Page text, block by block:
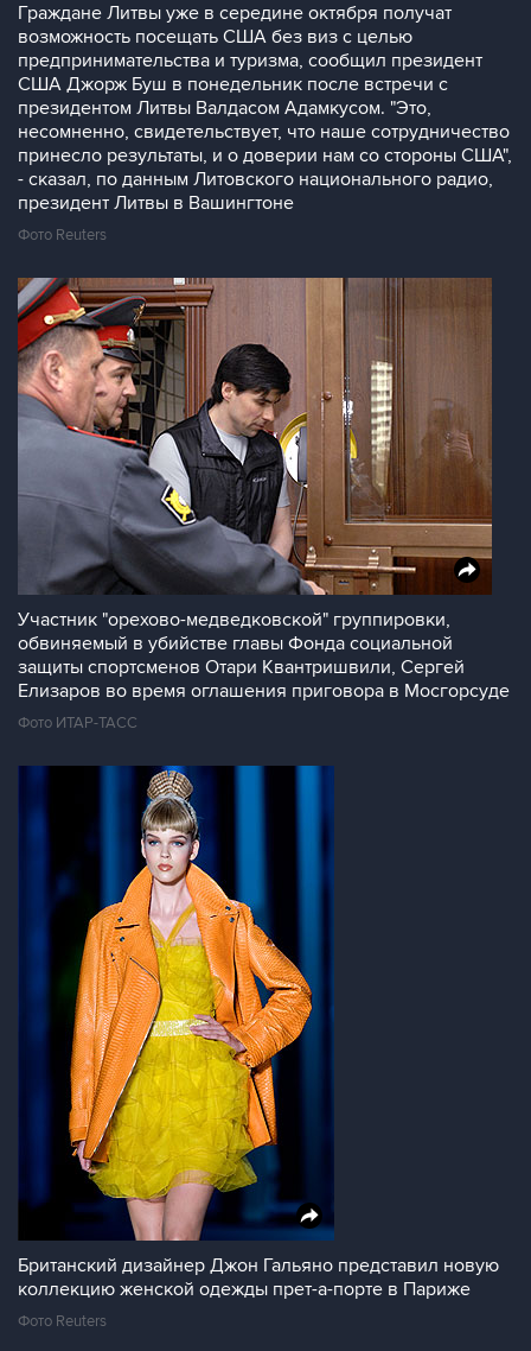
Граждане Литвы уже в середине октября получат
возможность посещать США без виз с целью
предпринимательства и туризма, сообщил президент
США Джорж Буш в понедельник после встречи с
президентом Литвы Валдасом Адамкусом. "Это,
несомненно, свидетельствует, что наше сотрудничество
принесло результаты, и о доверии нам со стороны США",
- сказал, по данным Литовского национального радио,
президент Литвы в Вашингтоне
Фото Reuters
Участник "орехово-медведковской" группировки,
обвиняемый в убийстве главы Фонда социальной
защиты спортсменов Отари Квантришвили, Сергей
Елизаров во время оглашения приговора в Мосгорсуде
Фото ИТАР-ТАСС
Британский дизайнер Джон Гальяно представил новую
коллекцию женской одежды прет-а-порте в Париже
Фото Reuters